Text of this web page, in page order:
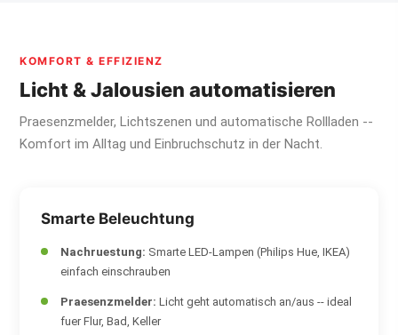
KOMFORT & EFFIZIENZ
Licht & Jalousien automatisieren
Praesenzmelder, Lichtszenen und automatische Rollladen --
Komfort im Alltag und Einbruchschutz in der Nacht.
Smarte Beleuchtung
Nachruestung: Smarte LED-Lampen (Philips Hue, IKEA)
einfach einschrauben
Praesenzmelder: Licht geht automatisch an/aus -- ideal
fuer Flur, Bad, Keller